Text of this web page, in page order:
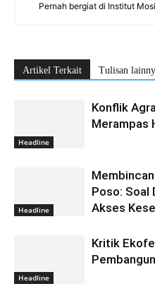
Pernah bergiat di Institut
Artikel Terkait Tulisan
Headline
Konflik
Merampas
Headline
Poso: Soal
Akses
Headline
Kritik